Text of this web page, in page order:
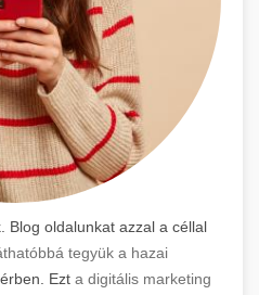
Blog oldalunkat azzal a céllal
tegyük a hazai
Ezt a digitális marketing